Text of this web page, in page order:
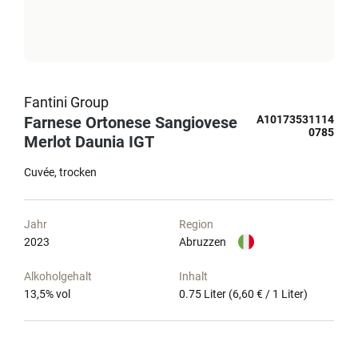
Fantini Group
Farnese Ortonese Sangiovese
Merlot Daunia IGT
A10173531114
0785
Cuvée trocken
Jahr
2023
Region
Abruzzen
Alkoholgehalt
13,5% vol
Inhalt
0.75 Liter (6,60 € / 1 Liter)